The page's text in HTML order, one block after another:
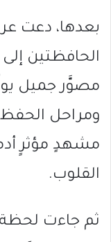
بعدها، دعت
الحافظتين
مصوَّر جميل
ومراحل الحفظ
مشهدٍ مؤثرٍ
القلوب.
ثم جاءت لحظة